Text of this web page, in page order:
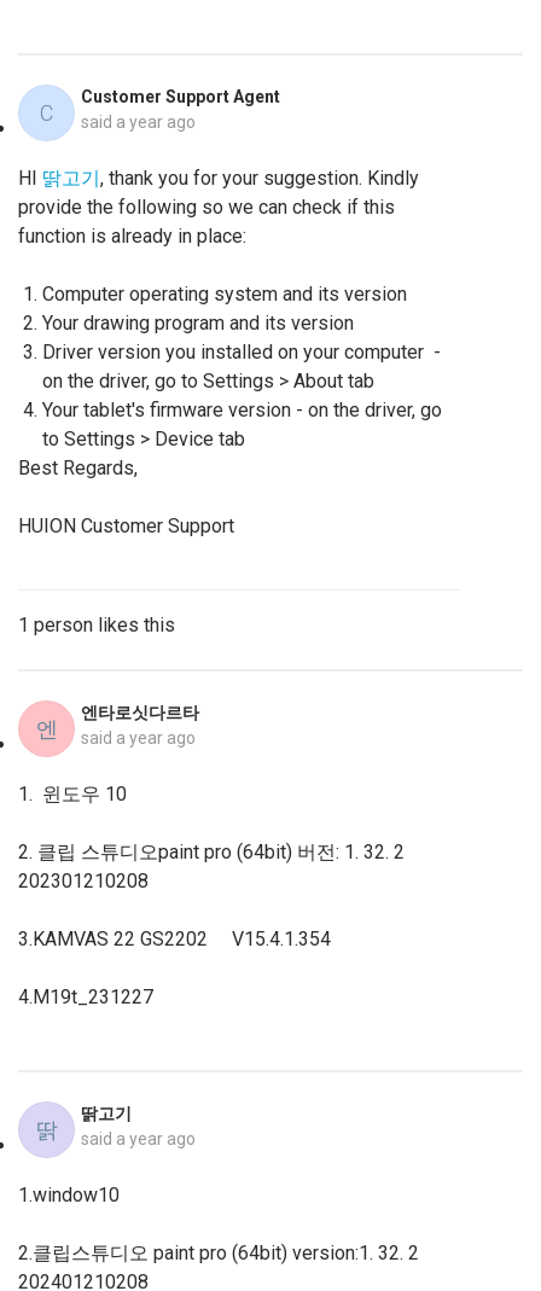
C
Customer Support Agent
said a year ago
HI 딹고기, thank you for your suggestion. Kindly
provide the following so we can check if this
function is already in place:
Computer operating system and its version
Your drawing program and its version
Driver version you installed on your computer -
on the driver, go to Settings > About tab
Your tablet's firmware version - on the driver, go
to Settings > Device tab
Best Regards,
HUION Customer Support
1 person likes this
엔
엔타로싯다르타
said a year ago
1. 윈도우 10
2. 클립 스튜디오paint pro (64bit) 버전: 1. 32. 2
202301210208
3.KAMVAS 22 GS2202 V15.4.1.354
4.M19t_231227
딹
딹고기
said a year ago
1.window10
2.클립스튜디오 paint pro (64bit) version:1. 32. 2
202401210208